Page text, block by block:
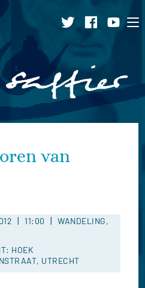
van
| 11:00 |
WANDELING,
HOEK
UTRECHT